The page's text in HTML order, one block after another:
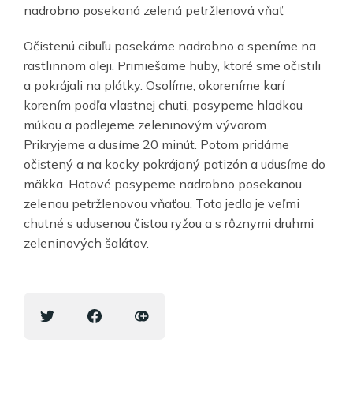
nadrobno posekaná zelená petržlenová vňať
Očistenú cibuľu posekáme nadrobno a speníme na
rastlinnom oleji. Primiešame huby, ktoré sme očistili
a pokrájali na plátky. Osolíme, okoreníme karí
korením podľa vlastnej chuti, posypeme hladkou
múkou a podlejeme zeleninovým vývarom.
Prikryjeme a dusíme 20 minút. Potom pridáme
očistený a na kocky pokrájaný patizón a udusíme do
mäkka. Hotové posypeme nadrobno posekanou
zelenou petržlenovou vňaťou. Toto jedlo je veľmi
chutné s udusenou čistou ryžou a s rôznymi druhmi
zeleninových šalátov.